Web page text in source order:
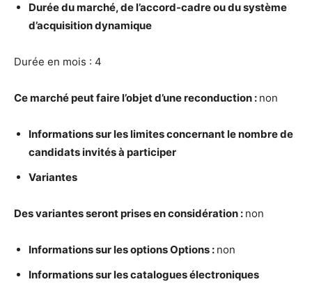
Durée du marché, de l’accord-cadre ou du système
d’acquisition dynamique
Durée en mois : 4
Ce marchépeut faire l’objet d’une reconduction : non
Informations sur les limites concernant le nombre de
candidats invitésà participer
Variantes
Des variantes seront prises en considération : non
Informations sur les options Options : non
Informations sur les cataloguesélectroniques